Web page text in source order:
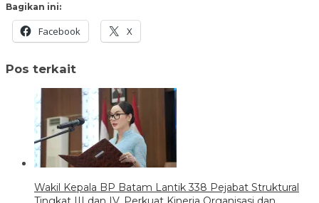
Bagikan ini:
Facebook X
Pos terkait
Wakil Kepala BP Batam Lantik 338 Pejabat Struktural